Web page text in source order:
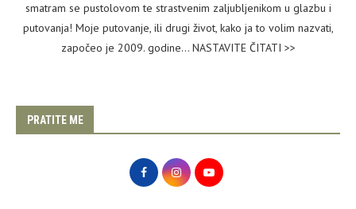
smatram se pustolovom te strastvenim zaljubljenikom u glazbu i
putovanja! Moje putovanje, ili drugi život, kako ja to volim nazvati,
započeo je 2009. godine... NASTAVITE ČITATI >>
PRATITE ME